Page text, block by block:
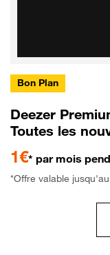
Bon Plan
Deezer
Toutes les
1€* par mois
*Offre valable